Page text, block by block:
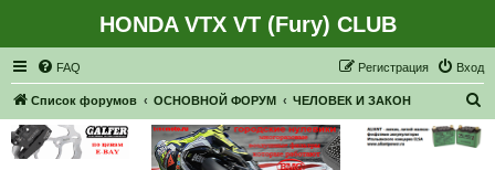
HONDA VTX VT (Fury) CLUB
FAQ Вход
Регистрация
Список форумов ОСНОВНОЙ ФОРУМ ЧЕЛОВЕК И ЗАКОН